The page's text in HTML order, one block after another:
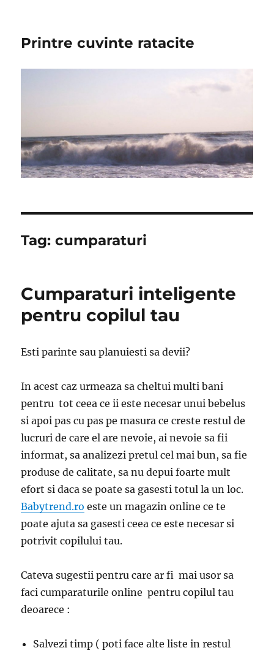
Printre cuvinte ratacite
Tag:cumparaturi
Cumparaturi inteligente
pentru copilul tau
Esti parinte sau planuiesti sa devii?
In acest caz urmeaza sa cheltui multi bani
pentru tot ceea ce ii este necesar unui bebelus
si apoi pas cu pas pe masura ce creste restul de
lucruri de care el are nevoie, ai nevoie sa fii
informat, sa analizezi pretul cel mai bun, sa fie
produse de calitate, sa nu depui foarte mult
efort si daca se poate sa gasesti totul la un loc.
Babytrend.ro este un magazin online ce te
poate ajuta sa gasesti ceea ce este necesar si
potrivit copilului tau.
Cateva sugestii pentru care ar fi mai usor sa
faci cumparaturile online pentru copilul tau
deoarece :
Salvezi timp ( poti face alte liste in restul